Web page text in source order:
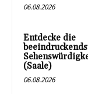
06.08.2026
Entdecke die
(Saale)
06.08.2026